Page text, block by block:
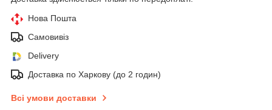
Нова Пошта
Самовивіз
Delivery
Доставка по Харкову (до 2 годин)
Всі умови доставки